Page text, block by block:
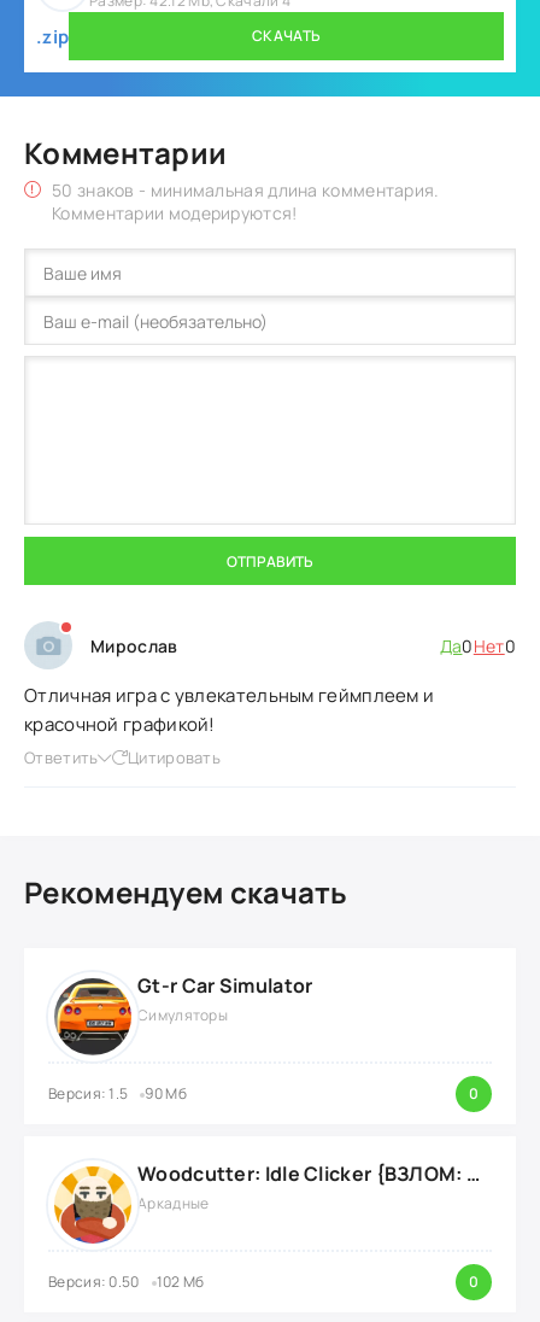
.zip СКАЧАТЬ
Комментарии
50 знаков - минимальная длина комментария.
Комментарии модерируются!
ОТПРАВИТЬ
Мирослав Да0Нет0
Отличная игра с увлекательным геймплеем и
красочной графикой!
Ответить Цитировать
Рекомендуем скачать
Gt-r Car Simulator
Симуляторы
Версия: 1.5 90 Мб 0
Woodcutter: Idle Clicker {ВЗЛОМ: Много Ресурсов}
Аркадные
Версия: 0.50 102 Мб 0